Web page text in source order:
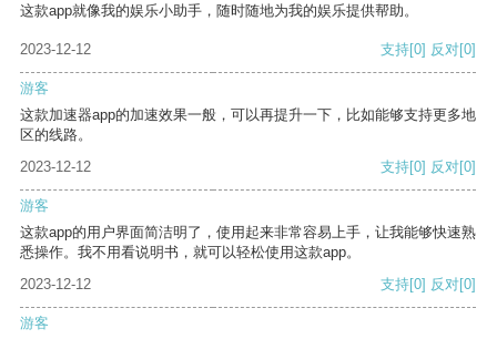
这款app就像我的娱乐小助手，随时随地为我的娱乐提供帮助。
2023-12-12 支持[0] 反对[0]
游客
这款加速器app的加速效果一般，可以再提升一下，比如能够支持更多地
区的线路。
2023-12-12
支持[0] 反对[0]
游客
这款app的用户界面简洁明了，使用起来非常容易上手，让我能够快速熟
悉操作。我不用看说明书，就可以轻松使用这款app。
2023-12-12
支持[0] 反对[0]
游客